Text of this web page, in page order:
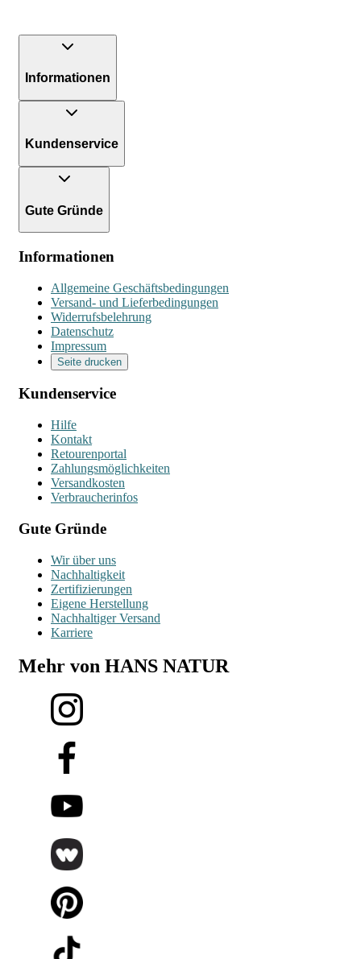
Informationen
Kundenservice
Gute Gründe
Informationen
Allgemeine Geschäftsbedingungen
Versand- und Lieferbedingungen
Widerrufsbelehrung
Datenschutz
Impressum
Seite drucken
Kundenservice
Hilfe
Kontakt
Retourenportal
Zahlungsmöglichkeiten
Versandkosten
Verbraucherinfos
Gute Gründe
Wir über uns
Nachhaltigkeit
Zertifizierungen
Eigene Herstellung
Nachhaltiger Versand
Karriere
Mehr von HANS NATUR